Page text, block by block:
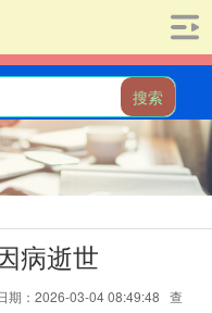
搜索
病逝世
期：2026-03-04 08:49:48 查